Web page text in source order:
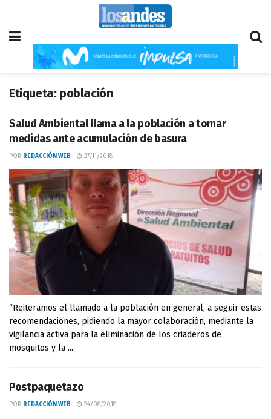
Etiqueta: población
Salud Ambiental llama a la población a tomar
medidas ante acumulación de basura
POR REDACCIÓN WEB 27/11/2018
“Reiteramos el llamado a la población en general, a seguir estas
recomendaciones, pidiendo la mayor colaboración, mediante la
vigilancia activa para la eliminación de los criaderos de
mosquitos y la ...
Postpaquetazo
POR REDACCIÓN WEB 24/08/2018